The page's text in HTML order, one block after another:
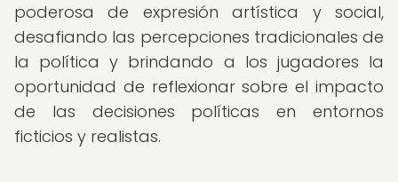
poderosa de expresión artística y social,
desafiando las percepciones tradicionales de
la política y brindando a los jugadores la
oportunidad de reflexionar sobre el impacto
de las decisiones políticas en entornos
ficticios y realistas.